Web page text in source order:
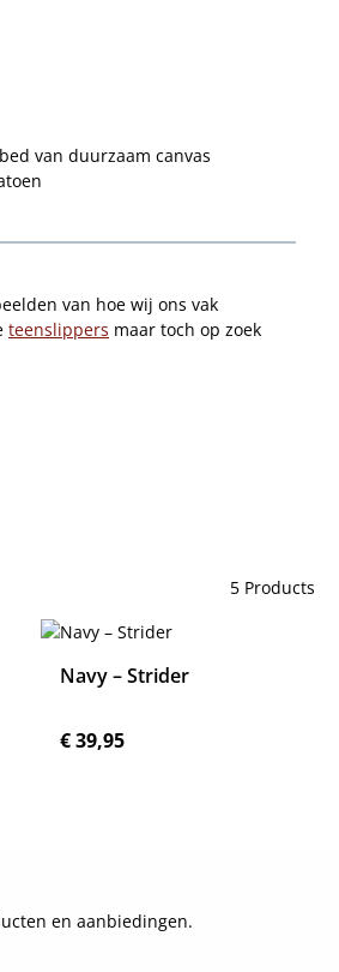
van duurzaam canvas
van hoe wij ons vak
teenslippers maar toch op zoek
5 Products
Navy – Strider
Normale prijs:
€ 39,95
en aanbiedingen.